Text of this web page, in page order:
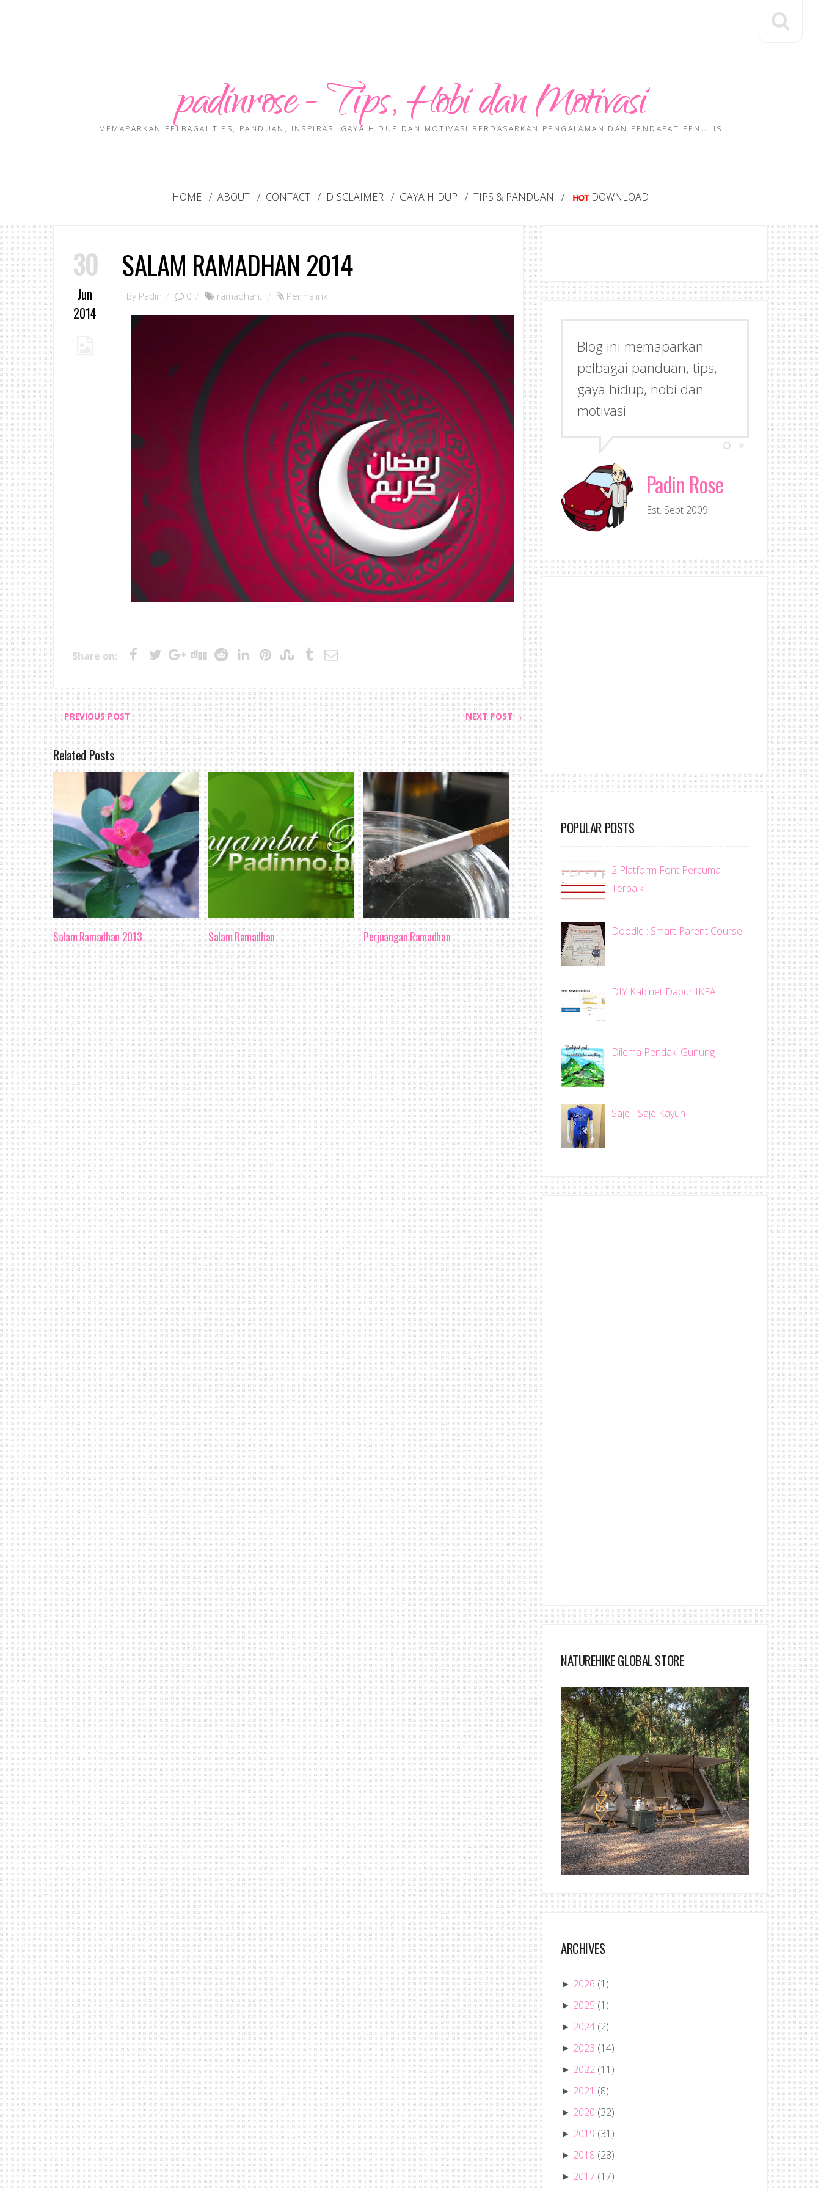
padinrose - Tips, Hobi dan Motivasi
MEMAPARKAN PELBAGAI TIPS, PANDUAN, INSPIRASI GAYA HIDUP DAN MOTIVASI BERDASARKAN PENGALAMAN DAN PENDAPAT PENULIS
HOME ABOUT CONTACT DISCLAIMER GAYA HIDUP TIPS & PANDUAN DOWNLOAD
30
Jun
2014
SALAM RAMADHAN 2014
By Padin 0 ramadhan, Permalink
Share on:
← PREVIOUS POST NEXT POST →
Related Posts
Salam Ramadhan 2013 Salam Ramadhan Perjuangan Ramadhan
Blog ini memaparkan
pelbagai panduan, tips,
gaya hidup, hobi dan
motivasi
Padin Rose
Est. Sept 2009
POPULAR POSTS
2 Platform Font Percuma
Terbaik
Doodle : Smart Parent Course
DIY Kabinet Dapur IKEA
Dilema Pendaki Gunung
Saje - Saje Kayuh
NATUREHIKE GLOBAL STORE
ARCHIVES
► 2026 (1)
► 2025 (1)
► 2024 (2)
► 2023 (14)
► 2022 (11)
► 2021 (8)
► 2020 (32)
► 2019 (31)
► 2018 (28)
► 2017 (17)